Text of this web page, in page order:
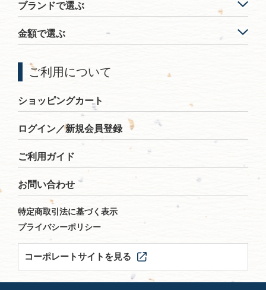
ブランドで選ぶ
金額で選ぶ
ご利用について
ショッピングカート
ログイン／新規会員登録
ご利用ガイド
お問い合わせ
特定商取引法に基づく表示
プライバシーポリシー
コーポレートサイトを見る